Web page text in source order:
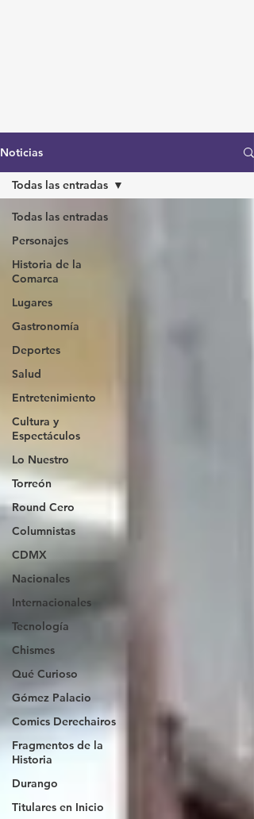
Noticias
Todas las entradas
Personajes
Historia de la
Comarca
Lugares
Gastronomía
Deportes
Salud
Entretenimiento
Cultura y
Espectáculos
Lo Nuestro
Torreón
Round Cero
Columnistas
CDMX
Nacionales
Internacionales
Tecnología
Chismes
Qué Curioso
Gómez Palacio
Comics Derechairos
Fragmentos de la
Historia
Durango
Titulares en Inicio
Todas las entradas